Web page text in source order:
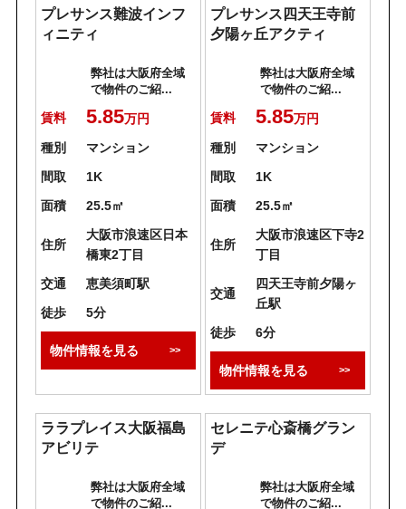
プレサンス難波インフ
ィニティ
弊社は大阪府全域
で物件のご紹...
賃料 5.85万円
種別
マンション
間取
1K
面積
25.5㎡
住所
大阪市浪速区日本
橋東2丁目
交通
恵美須町駅
徒歩
5分
物件情報を見る
プレサンス四天王寺前
夕陽ヶ丘アクティ
弊社は大阪府全域
で物件のご紹...
賃料 5.85万円
種別
マンション
間取
1K
面積
25.5㎡
住所
大阪市浪速区下寺2
丁目
交通
四天王寺前夕陽ヶ
丘駅
徒歩
6分
物件情報を見る
ララプレイス大阪福島
アビリテ
弊社は大阪府全域
で物件のご紹...
セレニテ心斎橋グラン
デ
弊社は大阪府全域
で物件のご紹...